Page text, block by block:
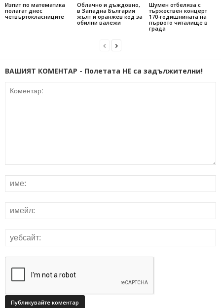
Изпит по математика
полагат днес
четвъртокласниците
Облачно и дъждовно,
в Западна България
жълт и оранжев код за
обилни валежи
Шумен отбеляза с
тържествен концерт
170-годишнината на
първото читалище в
града
ВАШИЯТ КОМЕНТАР - Полетата НЕ са задължителни!